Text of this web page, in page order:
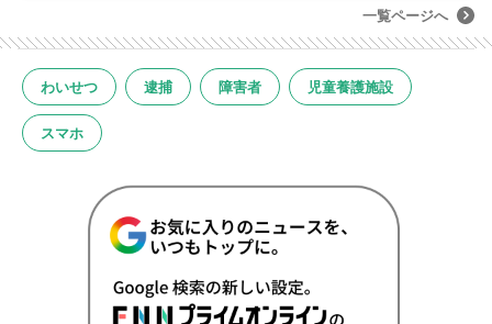
一覧ページへ
わいせつ 逮捕 障害者 児童養護施設
スマホ